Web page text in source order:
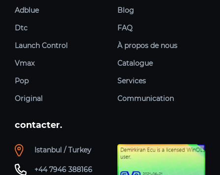
Adblue
Dtc
Launch Control
Vmax
Pop
Original
Blog
FAQ
À propos de nous
Catalogue
Services
Communication
contacter.
Istanbul / Turkey
+44 7946 388166